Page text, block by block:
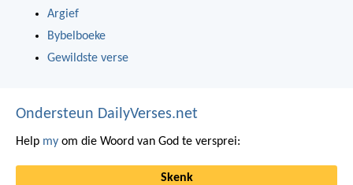
Argief
Bybelboeke
Gewildste verse
Ondersteun DailyVerses.net
Help my om die Woord van God te versprei:
Skenk